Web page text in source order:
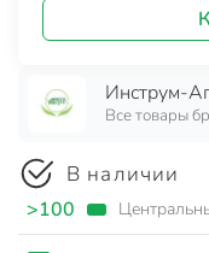
Инструм-
Все товары
В наличии
>100